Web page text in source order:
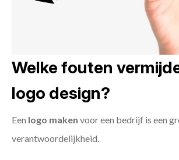
Welke fouten
logo design?
Een logo maken voor een bedrijf is een
verantwoordelijkheid.